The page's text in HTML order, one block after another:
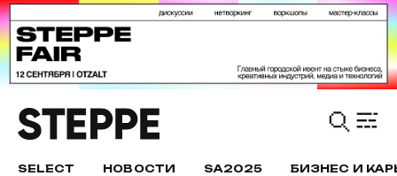
SELECT НОВОСТИ SA2025 БИЗНЕС И